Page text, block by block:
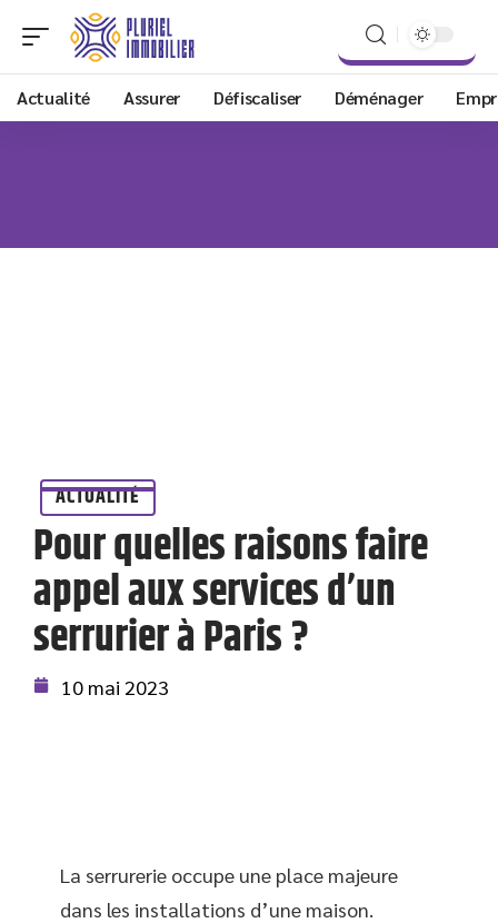
Actualité Assurer Défiscaliser Déménager
ACTUALITÉ
Pour quelles raisons faire
appel aux services d’un
serrurier à Paris ?
10 mai 2023
La serrurerie occupe une place majeure
dans les installations d’une maison.